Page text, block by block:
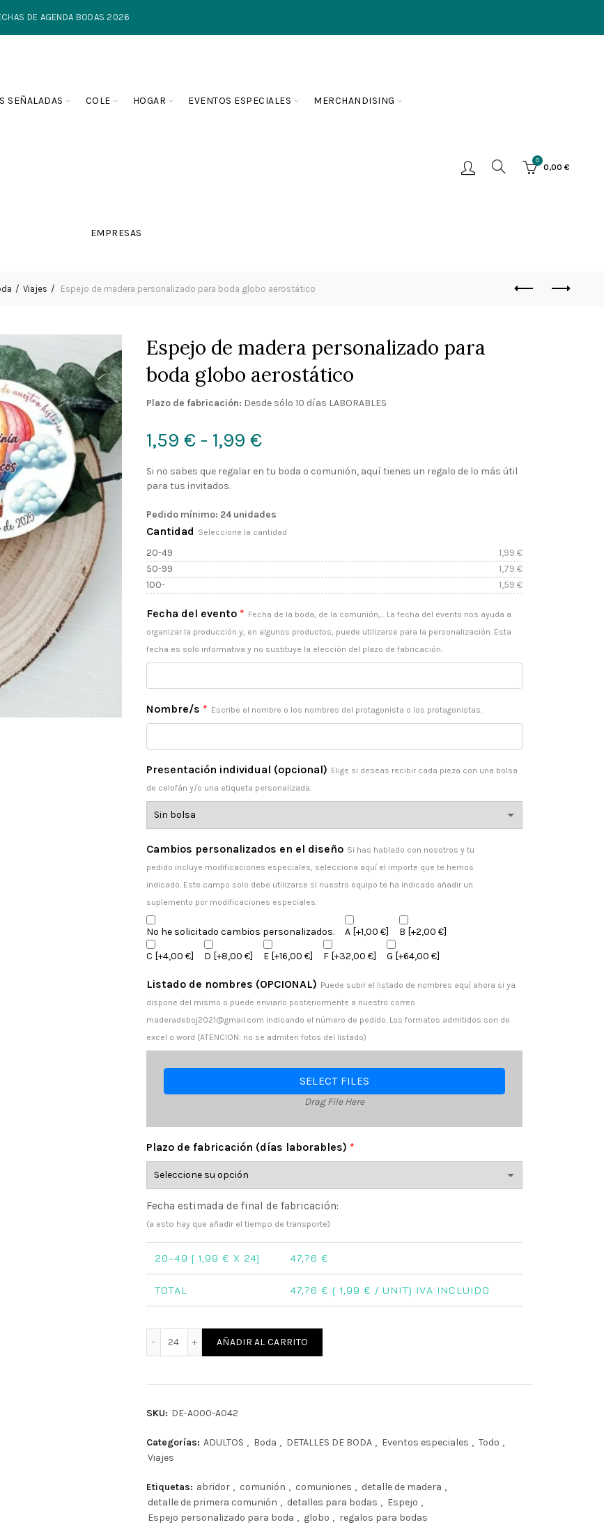
DE AGENDA BODAS 2026
SEÑALADAS COLE HOGAR EVENTOS ESPECIALES MERCHANDISING
EMPRESAS
0
0,00 €
Viajes Espejo de madera personalizado para boda globo aerostático
Espejo de madera personalizado para
boda globo aerostático
Plazo de fabricación: Desde sólo 10 días LABORABLES
1,59 € - 1,99 €Rango
de
desde
1,59 €
hasta
1,99 €
Si no sabes que regalar en tu boda o comunión, aquí tienes un regalo de lo más útil
para tus invitados.
Pedido mínimo: 24 unidades
Cantidad Seleccione la cantidad
20-49 1,99 €
50-99
1,79 €
100-
1,59 €
Fecha del evento * Fecha de la boda, de la comunión,... La fecha del evento nos ayuda a
organizar la producción y, en algunos productos, puede utilizarse para la personalización. Esta
fecha es solo informativa y no sustituye la elección del plazo de fabricación.
Nombre/s * Escribe el nombre o los nombres del protagonista o los protagonistas.
Presentación individual (opcional) Elige si deseas recibir cada pieza con una bolsa
de celofán y/o una etiqueta personalizada.
Cambios personalizados en el diseño Si has hablado con nosotros y tu
pedido incluye modificaciones especiales, selecciona aquí el importe que te hemos
indicado. Este campo solo debe utilizarse si nuestro equipo te ha indicado añadir un
suplemento por modificaciones especiales.
No he solicitado cambios personalizados. A [+1,00 €] B [+2,00 €]
C [+4,00 €] D [+8,00 €] E [+16,00 €] F [+32,00 €] G [+64,00 €]
Listado de nombres (OPCIONAL) Puede subir el listado de nombres aquí ahora si ya
dispone del mismo o puede enviarlo posteriormente a nuestro correo
maderadeboj2021@gmail.com indicando el número de pedido. Los formatos admitidos son de
excel o word (ATENCION: no se admiten fotos del listado)
SELECT FILES
Drag File Here
Plazo de fabricación (días laborables) *
Fecha estimada de final de fabricación:
(a esto hay que añadir el tiempo de transporte)
20-49 [ 1,99 € X 24] 47,76 €
TOTAL 47,76 € ( 1,99 € / UNIT) IVA INCLUIDO
Espejo de madera personalizado para boda globo aerostático cantidad
AÑADIR AL CARRITO
SKU: DE-A000-A042
Categorías: ADULTOS , Boda , DETALLES DE BODA , Eventos especiales , Todo ,
Viajes
Etiquetas: abridor , comunión , comuniones , detalle de madera ,
detalle de primera comunión , detalles para bodas , Espejo ,
Espejo personalizado para boda , globo , regalos para bodas